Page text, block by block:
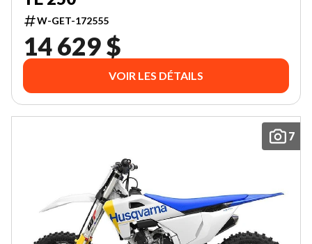
W-GET-172555
14 629 $
VOIR LES DÉTAILS
7